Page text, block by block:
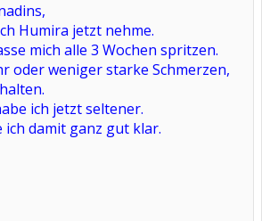
Humira jetzt nehme.
mich alle 3 Wochen spritzen.
oder weniger starke Schmerzen,
ich jetzt seltener.
ich damit ganz gut klar.